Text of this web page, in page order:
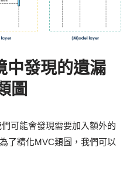
中發現的遺漏
圖
可能會發現需要加入額外的
了精化MVC類圖，我們可以